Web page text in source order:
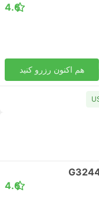
4.6
هم اکنون رزرو کنید
4.6